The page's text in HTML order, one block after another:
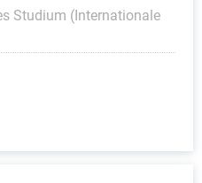
Studium (Internationale